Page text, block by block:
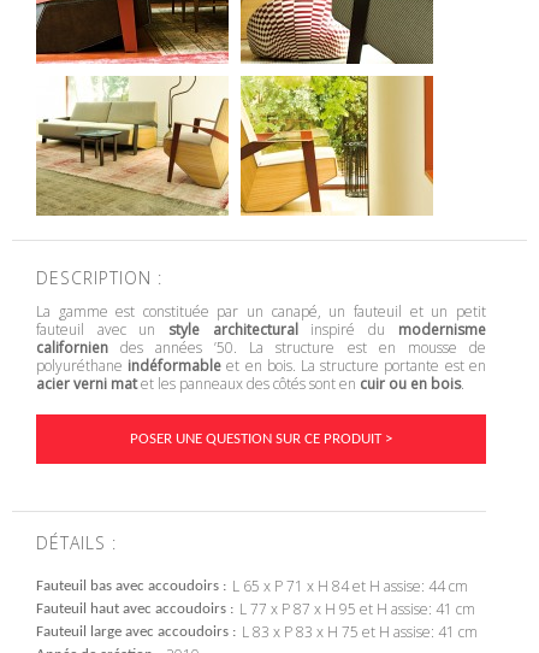
DESCRIPTION :
La gamme est constituée par un canapé, un fauteuil et un petit
fauteuil avec un style architecturalinspiré du modernisme
californien des années ’50. La structure est en mousse de
polyuréthane indéformable et en bois. La structure portante est en
acier verni matet les panneaux des côtés sont en cuir ou en bois.
POSER UNE QUESTION SUR CE PRODUIT >
DÉTAILS :
Fauteuil bas avec accoudoirs L 65 x P 71 x H 84 et H assise: 44 cm
Fauteuil haut avec accoudoirs L 77 x P 87 x H 95 et H assise: 41 cm
Fauteuil large avec accoudoirs L 83 x P 83 x H 75 et H assise: 41 cm